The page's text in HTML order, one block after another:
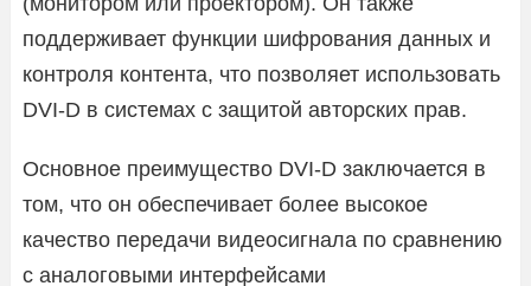
поддерживает функции шифрования данных и
контроля контента, что позволяет использовать
DVI-D в системах с защитой авторских прав.
Основное преимущество DVI-D заключается в
том, что он обеспечивает более высокое
качество передачи видеосигнала по сравнению
с аналоговыми интерфейсами